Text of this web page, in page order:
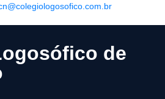
de